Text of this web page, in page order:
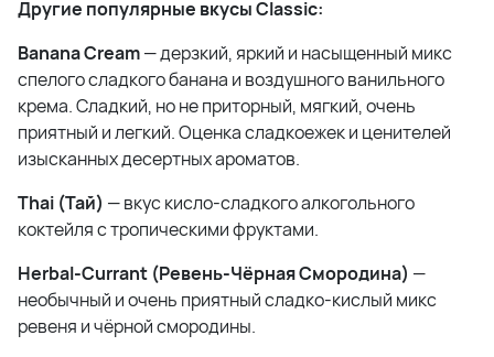
Другие популярные вкусы Classic:
Banana Cream— дерзкий, яркий и насыщенный микс
спелого сладкого банана и воздушного ванильного
крема. Сладкий, но не приторный, мягкий, очень
приятный и легкий. Оценка сладкоежек и ценителей
изысканных десертных ароматов.
Thai (Тай) — вкус кисло-сладкого алкогольного
коктейля с тропическими фруктами.
Herbal-Currant (Ревень-Чёрная Смородина) —
необычный и очень приятный сладко-кислый микс
ревеня и чёрной смородины.